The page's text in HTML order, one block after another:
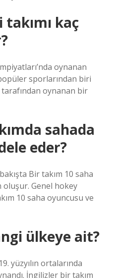
kaç
oynanan
sporlarından biri
oynanan bir
sahada
eder?
Bir takım 10 saha
oluşur. Genel hokey
10 saha oyuncusu ve
ülkeye ait?
yüzyılın ortalarında
İngilizler bir takım